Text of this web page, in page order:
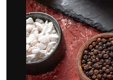
Copyright ©